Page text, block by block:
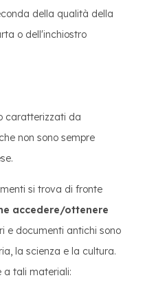
della qualità della
o dell'inchiostro
caratterizzati da
non sono sempre
si trova di fronte
accedere/ottenere
e documenti antichi sono
la scienza e la cultura.
a tali materiali: